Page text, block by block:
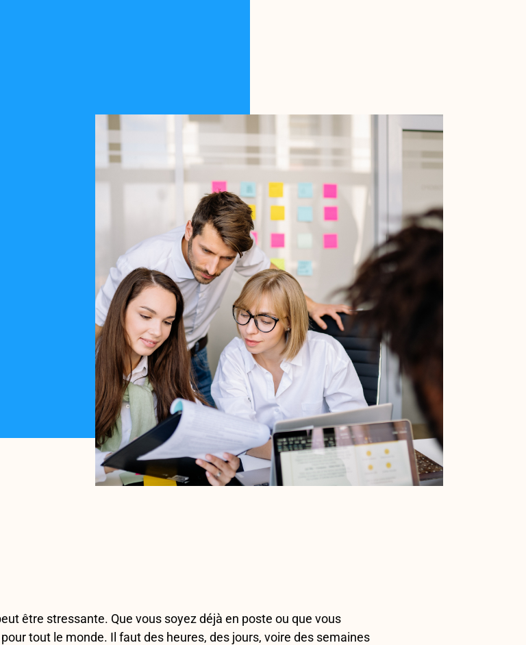
être stressante. Que vous soyez déjà en poste ou que vous
tout le monde. Il faut des heures, des jours, voire des semaines